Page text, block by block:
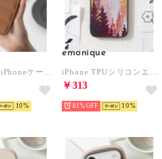
10
emonique
￥313
81% 10